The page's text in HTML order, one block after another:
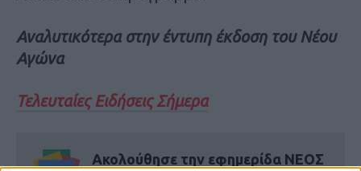
Αναλυτικότερα στην έντυπη έκδοση του Νέου
Αγώνα
Τελευταίες Ειδήσεις Σήμερα
Ακολούθησε την εφημερίδα ΝΕΟΣ